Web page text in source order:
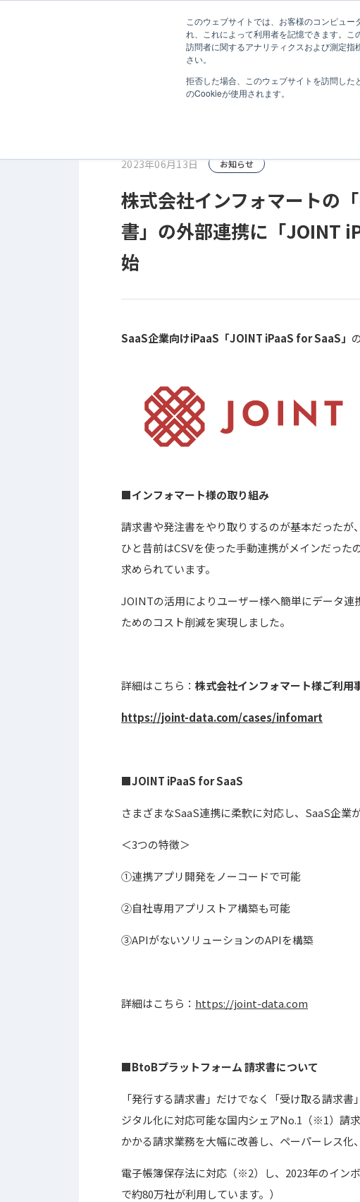
このウェブサイトでは、お客様のコンピュ
れ、これによって利用者を記憶できます。
訪問者に関するアナリティクスおよび測定
さい。
拒否した場合、このウェブサイトを訪問し
のCookieが使用されます。
サービス紹介
株式会社インフォマートの「BtoBプラットフ
2023年06月13日 お知らせ
株式会社インフォマートの
書」の外部連携に「JOINT
始
SaaS企業向けiPaaS「JOINT iPaaS for SaaS」
■インフォマート様の取り組み
請求書や発注書をやり取りするのが基本だったが
ひと昔前はCSVを使った手動連携がメインだっ
求められています。
JOINTの活用によりユーザー様へ簡単にデータ連
ためのコスト削減を実現しました。
詳細はこちら： 株式会社インフォマート様ご利用
https://joint-data.com/cases/infomart
■JOINT iPaaS for SaaS
さまざまなSaaS連携に柔軟に対応し、SaaS企業
＜3つの特徴＞
①連携アプリ開発をノーコードで可能
②自社専用アプリストア構築も可能
③APIがないソリューションのAPIを構築
詳細はこちら： https://joint-data.com
■BtoBプラットフォーム 請求書について
「発行する請求書」だけでなく「受け取る請求
ジタル化に対応可能な国内シェアNo.1（※1）請
かかる請求業務を大幅に改善し、ペーパーレス化
電子帳簿保存法に対応（※2）し、2023年のイン
で約80万社が利用しています。）